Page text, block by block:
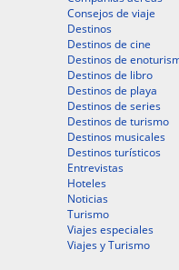
Consejos de viaje
Destinos
Destinos de cine
Destinos de
Destinos de libro
Destinos de playa
Destinos de series
Destinos de turismo
Destinos musicales
Destinos turísticos
Entrevistas
Hoteles
Noticias
Turismo
Viajes especiales
Viajes y Turismo